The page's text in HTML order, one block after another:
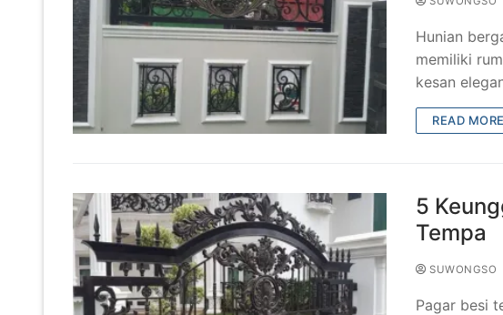
Hunian
memiliki
kesan
READ
5
Tempa
SUWONGSO
​Pagar besi